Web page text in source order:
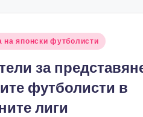
на японски футболисти
за
футболисти в
лиги